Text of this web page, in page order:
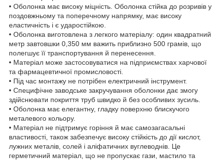
• Оболонка має високу міцність. Оболонка стійка до розривів у
поздовжньому та поперечному напрямку, має високу
еластичність і є ударостійкою.
• Оболонка виготовлена з легкого матеріалу: один квадратний
метр завтовшки 0,350 мм важить приблизно 500 грамів, що
полегшує її транспортування й перенесення.
• Матеріал може застосовуватися на підприємствах харчової
та фармацевтичної промисловості.
• Під час монтажу не потрібен електричний інструмент.
• Специфічне заводське закручування оболонки дає змогу
здійснювати покриття труб швидко й без особливих зусиль.
• Оболонка має елегантну, гладку поверхню блискучого
металевого кольору.
• Матеріал не підтримує горіння й має самозагасальні
властивості, також забезпечує високу стійкість до дії кислот,
лужних металів, солей і аліфатичних вуглеводнів. Це
герметичний матеріал, що не пропускає гази, мастило та